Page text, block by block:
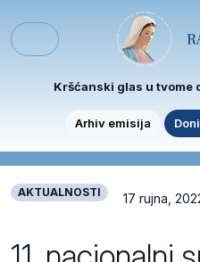
Menu
Kršćanski glas u tvome
Arhiv emisija
AKTUALNOSTI 17 rujna,